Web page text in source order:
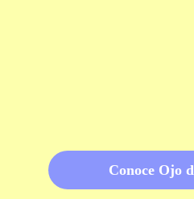
Conoce Ojo